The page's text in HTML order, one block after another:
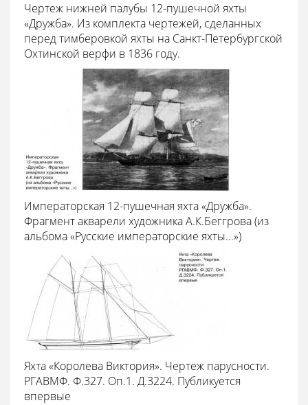
Чертеж нижней палубы 12-пушечной яхты
«Дружба». Из комплекта чертежей, сделанных
перед тимберовкой яхты на Санкт-Петербургской
Охтинской верфи в 1836 году.
Императорская 12-пушечная яхта «Дружба».
Фрагмент акварели художника А.К.Беггрова (из
альбома «Русские императорские яхты...»)
Яхта «Королева Виктория». Чертеж парусности.
РГАВМФ. Ф.327. Оп.1. Д.3224. Публикуется
впервые